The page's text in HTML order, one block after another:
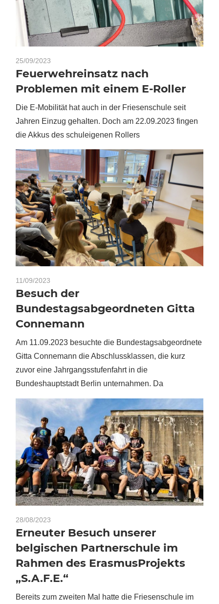
25/09/2023
Feuerwehreinsatz nach
Problemen mit einem E-Roller
Die E-Mobilität hat auch in der Friesenschule seit
Jahren Einzug gehalten. Doch am 22.09.2023 fingen
die Akkus des schuleigenen Rollers
11/09/2023
Besuch der
Bundestagsabgeordneten Gitta
Connemann
Am 11.09.2023 besuchte die Bundestagsabgeordnete
Gitta Connemann die Abschlussklassen, die kurz
zuvor eine Jahrgangsstufenfahrt in die
Bundeshauptstadt Berlin unternahmen. Da
28/08/2023
Erneuter Besuch unserer
belgischen Partnerschule im
Rahmen des ErasmusProjekts
„S.A.F.E.“
Bereits zum zweiten Mal hatte die Friesenschule im